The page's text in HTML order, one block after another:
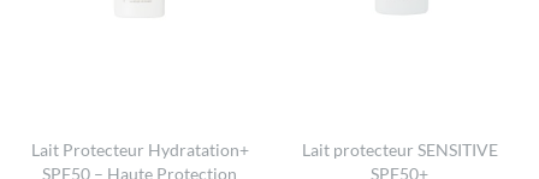
Lait Protecteur Hydratation+
SPF50 – Haute Protection
Lait protecteur SENSITIVE
SPF50+